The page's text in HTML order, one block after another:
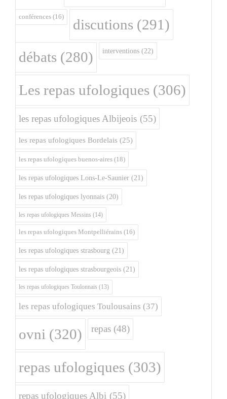
conférences (16) discutions (291)
débats (280) interventions (22)
Les repas ufologiques (306)
les repas ufologiques Albijeois (55)
les repas ufologiques Bordelais (25)
les repas ufologiques buenos-aires (18)
les repas ufologiques Lons-Le-Saunier (21)
les repas ufologiques lyonnais (20)
les repas ufologiques Messins (14)
les repas ufologiques Montpelliérains (16)
les repas ufologiques strasbourg (21)
les repas ufologiques strasbourgeois (21)
les repas ufologiques Toulonnais (13)
les repas ufologiques Toulousains (37)
ovni (320) repas (48)
repas ufologiques (303)
repas ufologiques Albi (55)